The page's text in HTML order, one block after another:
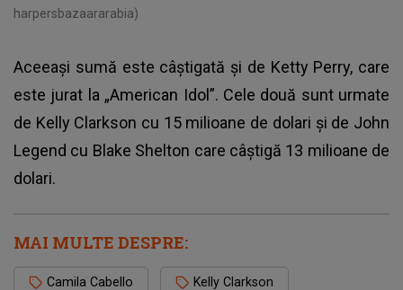
harpersbazaararabia)
Aceeași sumă este câștigată și de Ketty Perry, care
este jurat la „American Idol”. Cele două sunt urmate
de Kelly Clarkson cu 15 milioane de dolari și de John
Legend cu Blake Shelton care câștigă 13 milioane de
dolari.
MAI MULTE DESPRE:
Camila Cabello Kelly Clarkson